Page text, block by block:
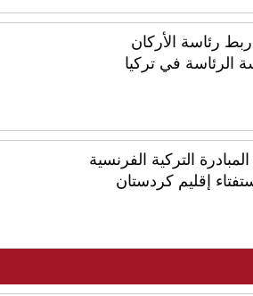
ربط رئاسة الأركان
الرئاسة في تركيا
التركية الفرنسية
إقليم كردستان